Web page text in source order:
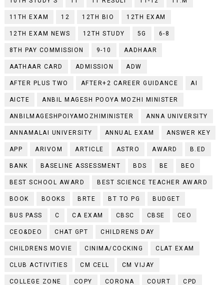
11TH EXAM 12 12TH BIO 12TH EXAM
12TH EXAM NEWS 12TH STUDY 5G 6-8
8TH PAY COMMISSION 9-10 AADHAAR
AATHAAR CARD ADMISSION ADW
AFTER PLUS TWO AFTER+2 CAREER GUIDANCE AI
AICTE ANBIL MAGESH POOYA MOZHI MINISTER
ANBILMAGESHPOIYAMOZHIMINISTER ANNA UNIVERSITY
ANNAMALAI UNIVERSITY ANNUAL EXAM ANSWER KEY
APP ARIVOM ARTICLE ASTRO AWARD B.ED
BANK BASELINE ASSESSMENT BDS BE BEO
BEST SCHOOL AWARD BEST SCIENCE TEACHER AWARD
BOOK BOOKS BRTE BT TO PG BUDGET
BUS PASS C CA EXAM CBSC CBSE CEO
CEO&DEO CHAT GPT CHILDRENS DAY
CHILDRENS MOVIE CINIMA/COCKING CLAT EXAM
CLUB ACTIVITIES CM CELL CM VIJAY
COLLEGE ZONE COPY CORONA COURT CPD